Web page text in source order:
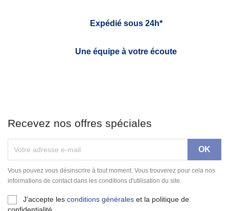
Expédié sous 24h*
Une équipe à votre écoute
Recevez nos offres spéciales
Vous pouvez vous désinscrire à tout moment. Vous trouverez pour cela nos
informations de contact dans les conditions d'utilisation du site.
J'accepte les conditions générales et la politique de